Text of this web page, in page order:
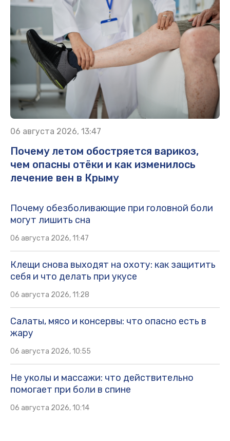
06 августа 2026, 13:47
Почему летом обостряется варикоз,
чем опасны отёки и как изменилось
лечение вен в Крыму
Почему обезболивающие при головной боли
могут лишить сна
06 августа 2026, 11:47
Клещи снова выходят на охоту: как защитить
себя и что делать при укусе
06 августа 2026, 11:28
Салаты, мясо и консервы: что опасно есть в
жару
06 августа 2026, 10:55
Не уколы и массажи: что действительно
помогает при боли в спине
06 августа 2026, 10:14